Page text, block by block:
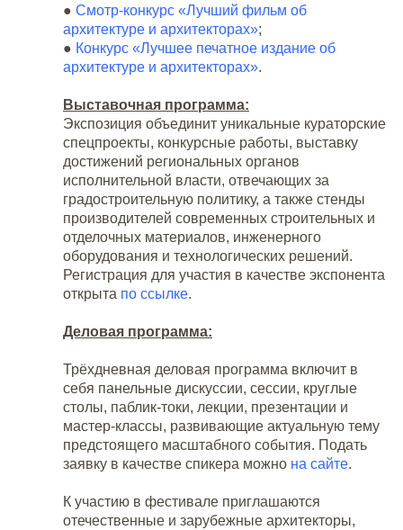
● Смотр-конкурс «Лучший фильм об
архитектуре и архитекторах»;
● Конкурс «Лучшее печатное издание об
архитектуре и архитекторах».
Выставочная программа:
Экспозиция объединит уникальные кураторские
спецпроекты, конкурсные работы, выставку
достижений региональных органов
исполнительной власти, отвечающих за
градостроительную политику, а также стенды
производителей современных строительных и
отделочных материалов, инженерного
оборудования и технологических решений.
Регистрация для участия в качестве экспонента
открыта по ссылке.
Деловая программа:
Трёхдневная деловая программа включит в
себя панельные дискуссии, сессии, круглые
столы, паблик-токи, лекции, презентации и
мастер-классы, развивающие актуальную тему
предстоящего масштабного события. Подать
заявку в качестве спикера можно на сайте.
К участию в фестивале приглашаются
отечественные и зарубежные архитекторы,